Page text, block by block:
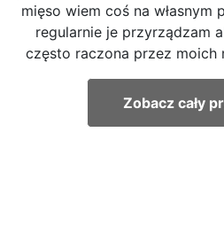
mięso wiem coś na własnym
regularnie je przyrządzam
często raczona przez moich
Zobacz cały